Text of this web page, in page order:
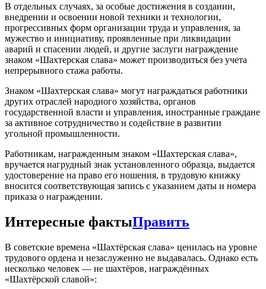
В отдельных случаях, за особые достижения в создании,
внедрении и освоении новой техники и технологии,
прогрессивных форм организации труда и управления, за
мужество и инициативу, проявленные при ликвидации
аварий и спасении людей, и другие заслуги награждение
знаком «Шахтерская слава» может производиться без учета
непрерывного стажа работы.
Знаком «Шахтерская слава» могут награждаться работники
других отраслей народного хозяйства, органов
государственной власти и управления, иностранные граждане
за активное сотрудничество и содействие в развитии
угольной промышленности.
Работникам, награжденным знаком «Шахтерская слава»,
вручается нагрудный знак установленного образца, выдается
удостоверение на право его ношения, в трудовую книжку
вносится соответствующая запись с указанием даты и номера
приказа о награждении.
Интересные фактыПравить
В советские времена «Шахтёрская слава» ценилась на уровне
трудового ордена и незаслуженно не выдавалась. Однако есть
несколько человек — не шахтёров, награждённых
«Шахтёрской славой»: